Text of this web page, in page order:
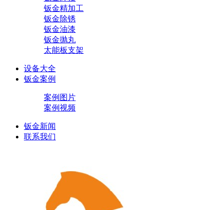
钣金精加工
钣金除锈
钣金油漆
钣金抛丸
太能板支架
设备大全
钣金案例
案例图片
案例视频
钣金新闻
联系我们